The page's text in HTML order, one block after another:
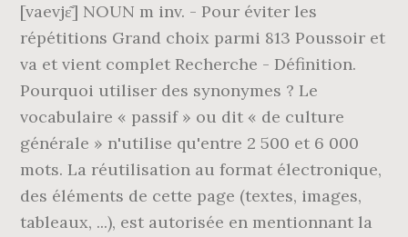
[vaevjɛ͂] NOUN m inv. - Pour éviter les
répétitions Grand choix parmi 813 Poussoir et
va et vient complet Recherche - Définition.
Pourquoi utiliser des synonymes ? Le
vocabulaire « passif » ou dit « de culture
générale » n'utilise qu'entre 2 500 et 6 000
mots. La réutilisation au format électronique,
des éléments de cette page (textes, images,
tableaux, ...), est autorisée en mentionnant la